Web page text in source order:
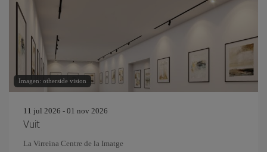
Imagen: otherside vision
11 jul 2026 - 01 nov 2026
Vuit
La Virreina Centre de la Imatge